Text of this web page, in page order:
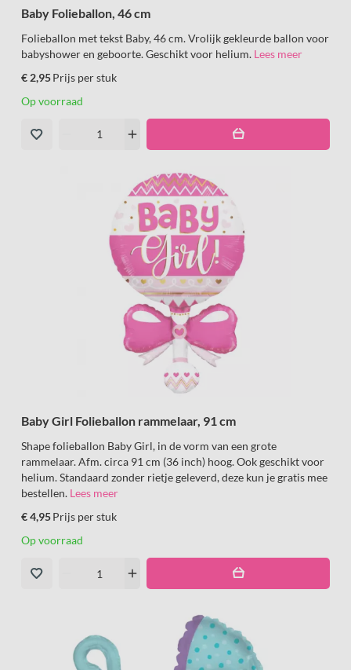
Baby Folieballon, 46 cm
Folieballon met tekst Baby, 46 cm. Vrolijk gekleurde ballon voor
babyshower en geboorte. Geschikt voor helium. Lees meer
€ 2,95Prijs per stuk
Op voorraad
add
Baby Girl Folieballon rammelaar, 91 cm
Shape folieballon Baby Girl, in de vorm van een grote
rammelaar. Afm. circa 91 cm (36 inch) hoog. Ook geschikt voor
helium. Standaard zonder rietje geleverd, deze kun je gratis mee
bestellen. Lees meer
€ 4,95Prijs per stuk
Op voorraad
add